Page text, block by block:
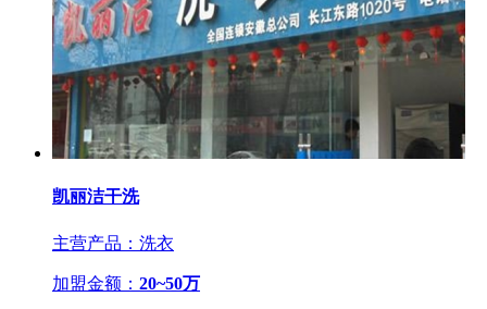
凯丽洁干洗
主营产品：洗衣
加盟金额： 20~50万